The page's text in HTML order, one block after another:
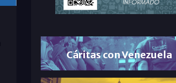
Cáritas con Venezuela